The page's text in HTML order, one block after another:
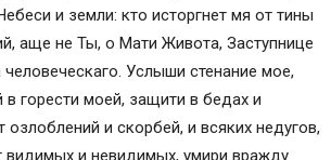
и земли: кто исторгнет мя от тины
аще не Ты, о Мати Живота, Заступнице
Услыши стенание мое,
в горести моей, защити в бедах и
озлоблений и скорбей, и всяких недугов,
видимых и невидимых, умири вражду